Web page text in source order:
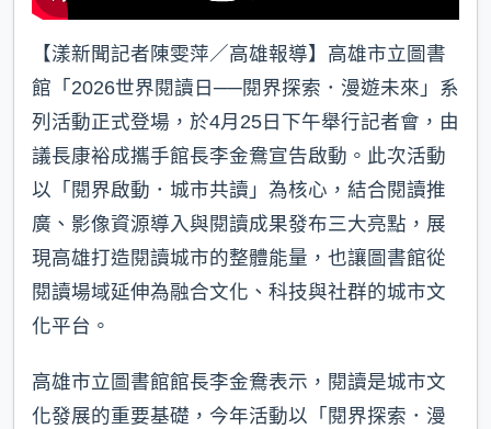
【漾新聞記者陳雯萍／高雄報導】高雄市立圖書
館「2026世界閱讀日──閱界探索．漫遊未來」系
列活動正式登場，於4月25日下午舉行記者會，由
議長康裕成攜手館長李金鴦宣告啟動。此次活動
以「閱界啟動．城市共讀」為核心，結合閱讀推
廣、影像資源導入與閱讀成果發布三大亮點，展
現高雄打造閱讀城市的整體能量，也讓圖書館從
閱讀場域延伸為融合文化、科技與社群的城市文
化平台。
高雄市立圖書館館長李金鴦表示，閱讀是城市文
化發展的重要基礎，今年活動以「閱界探索．漫